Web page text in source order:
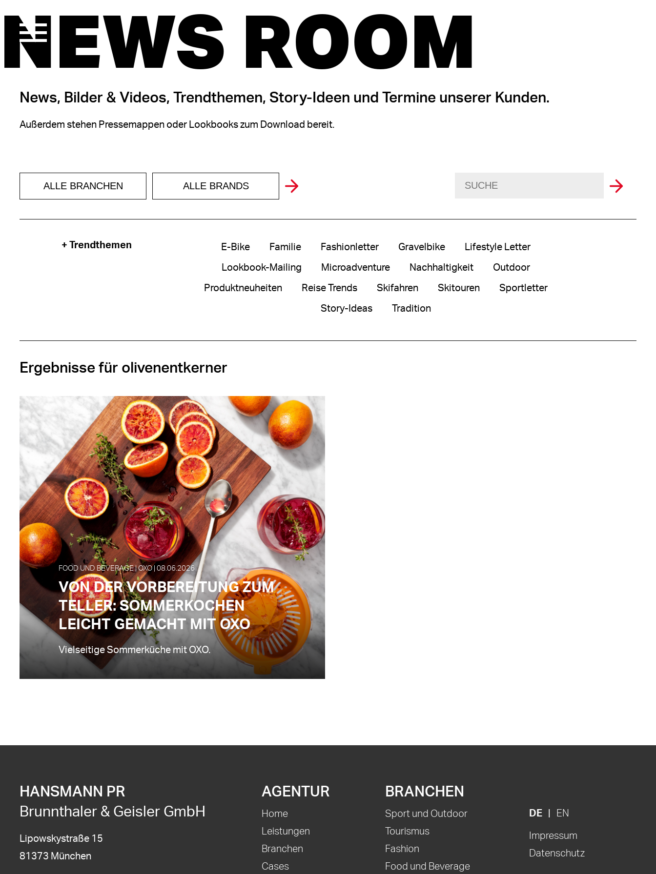
NEWS ROOM
News, Bilder & Videos, Trendthemen, Story-Ideen und Termine unserer Kunden.
Außerdem stehen Pressemappen oder Lookbooks zum Download bereit.
ALLE BRANCHEN ALLE BRANDS
+ Trendthemen E-Bike Familie Fashionletter Gravelbike Lifestyle Letter
Lookbook-Mailing Microadventure Nachhaltigkeit Outdoor
Produktneuheiten Reise Trends Skifahren Skitouren Sportletter
Story-Ideas Tradition
Ergebnisse für olivenentkerner
FOOD UND BEVERAGE | OXO | 08.06.2026
VON DER VORBEREITUNG ZUM
TELLER: SOMMERKOCHEN
LEICHT GEMACHT MIT OXO
Vielseitige Sommerküche mit OXO.
HANSMANN PR
Brunnthaler & Geisler GmbH
Lipowskystraße 15
81373 München
AGENTUR
Home
Leistungen
Branchen
Cases
BRANCHEN
Sport und Outdoor
Tourismus
Fashion
Food und Beverage
DE EN
Impressum
Datenschutz